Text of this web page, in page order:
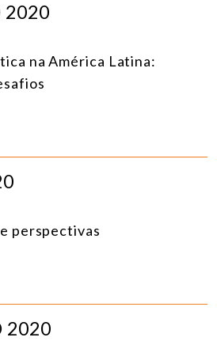
2020
na América Latina:
perspectivas
2020